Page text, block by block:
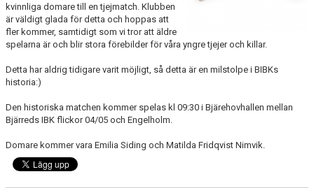
DOKUMENT
FÖR LEDARE
SPONSORER
BIBK WEBSHOP
kvinnliga domare till en tjejmatch. Klubben
är väldigt glada för detta och hoppas att
fler kommer, samtidigt som vi tror att äldre
spelarna är och blir stora förebilder för våra yngre tjejer och killar.
Detta har aldrig tidigare varit möjligt, så detta är en milstolpe i BIBKs
historia:)
Den historiska matchen kommer spelas kl 09:30 i Bjärehovhallen mellan
Bjärreds IBK flickor 04/05 och Engelholm.
Domare kommer vara Emilia Siding och Matilda Fridqvist Nimvik.